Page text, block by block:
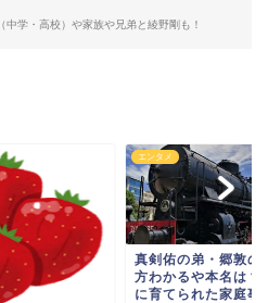
学・高校）や家族や兄弟と綾野剛も！
エンタメ
真剣佑の弟・郷敦の
方わかるや本名は？
に育てられた家庭事